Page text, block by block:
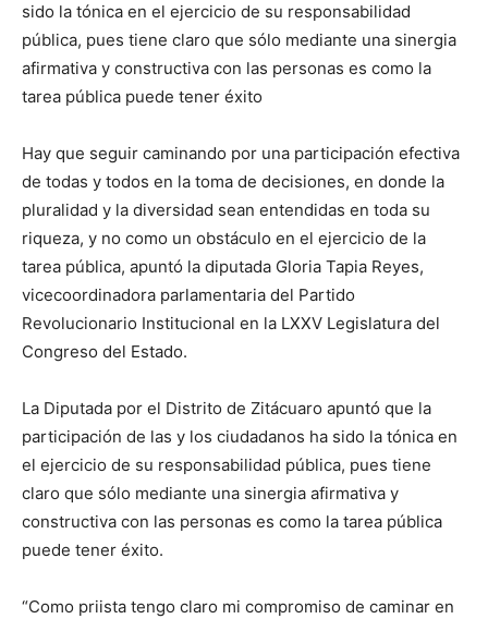
sido la tónica en el ejercicio de su responsabilidad
pública, pues tiene claro que sólo mediante una sinergia
afirmativa y constructiva con las personas es como la
tarea pública puede tener éxito
Hay que seguir caminando por una participación efectiva
de todas y todos en la toma de decisiones, en donde la
pluralidad y la diversidad sean entendidas en toda su
riqueza, y no como un obstáculo en el ejercicio de la
tarea pública, apuntó la diputada Gloria Tapia Reyes,
vicecoordinadora parlamentaria del Partido
Revolucionario Institucional en la LXXV Legislatura del
Congreso del Estado.
La Diputada por el Distrito de Zitácuaro apuntó que la
participación de las y los ciudadanos ha sido la tónica en
el ejercicio de su responsabilidad pública, pues tiene
claro que sólo mediante una sinergia afirmativa y
constructiva con las personas es como la tarea pública
puede tener éxito.
“Como priista tengo claro mi compromiso de caminar en